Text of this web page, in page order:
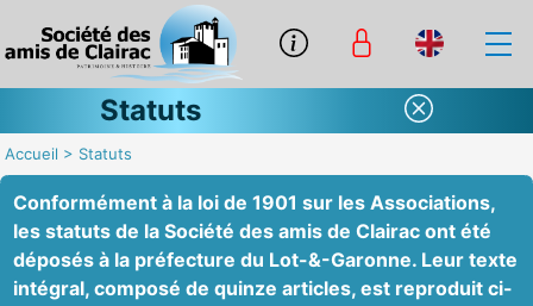
Statuts
Accueil > Statuts
Conformément à la loi de 1901 sur les Associations,
les statuts de la Société des amis de Clairac ont été
déposés à la préfecture du Lot-&-Garonne. Leur texte
intégral, composé de quinze articles, est reproduit ci-